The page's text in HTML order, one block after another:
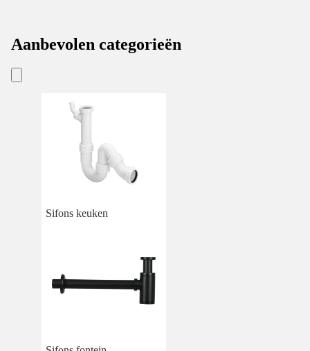
Aanbevolen categorieën
Sifons keuken